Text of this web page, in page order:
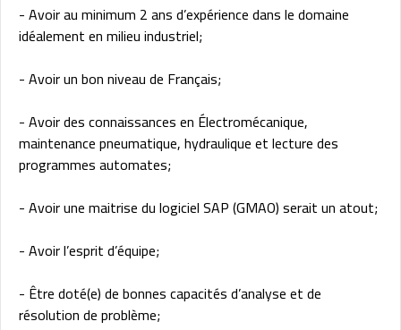
- Avoir au minimum 2 ans d’expérience dans le domaine
idéalement en milieu industriel;
- Avoir un bon niveau de Français;
- Avoir des connaissances en Électromécanique,
maintenance pneumatique, hydraulique et lecture des
programmes automates;
- Avoir une maitrise du logiciel SAP (GMAO) serait un atout;
- Avoir l’esprit d’équipe;
- Être doté(e) de bonnes capacités d’analyse et de
résolution de problème;